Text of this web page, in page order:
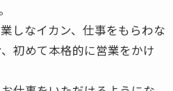
しなイカン、仕事をもらわな
初めて本格的に営業をかけ